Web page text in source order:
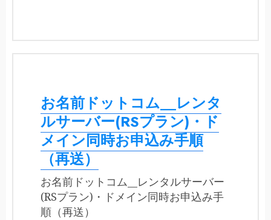
お名前ドットコム__レンタ
ルサーバー(RSプラン)・ド
メイン同時お申込み手順
（再送）
お名前ドットコム__レンタルサーバー
(RSプラン)・ドメイン同時お申込み手
順（再送）